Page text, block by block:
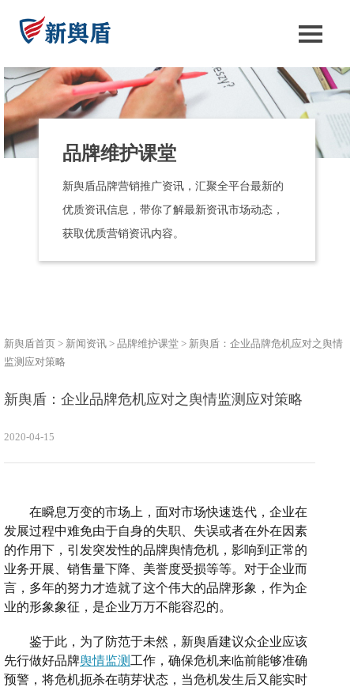
品牌维护课堂
新舆盾品牌营销推广资讯，汇聚全平台最新的
优质资讯信息，带你了解最新资讯市场动态，
获取优质营销资讯内容。
新舆盾首页 > 新闻资讯 > 品牌维护课堂 > 新舆盾：企业品牌危机应对之舆情
监测应对策略
新舆盾：企业品牌危机应对之舆情监测应对策略
2020-04-15
在瞬息万变的市场上，面对市场快速迭代，企业在
发展过程中难免由于自身的失职、失误或者在外在因素
的作用下，引发突发性的品牌舆情危机，影响到正常的
业务开展、销售量下降、美誉度受损等等。对于企业而
言，多年的努力才造就了这个伟大的品牌形象，作为企
业的形象象征，是企业万万不能容忍的。
鉴于此，为了防范于未然，新舆盾建议众企业应该
先行做好品牌舆情监测 工作，确保危机来临前能够准确
预警，将危机扼杀在萌芽状态，当危机发生后又能实时